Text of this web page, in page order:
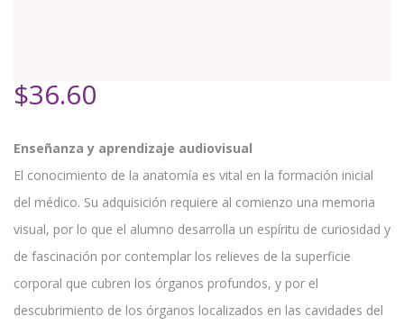
$36.60
Enseñanza y aprendizaje audiovisual
El conocimiento de la anatomía es vital en la formación inicial
del médico. Su adquisición requiere al comienzo una memoria
visual, por lo que el alumno desarrolla un espíritu de curiosidad y
de fascinación por contemplar los relieves de la superficie
corporal que cubren los órganos profundos, y por el
descubrimiento de los órganos localizados en las cavidades del